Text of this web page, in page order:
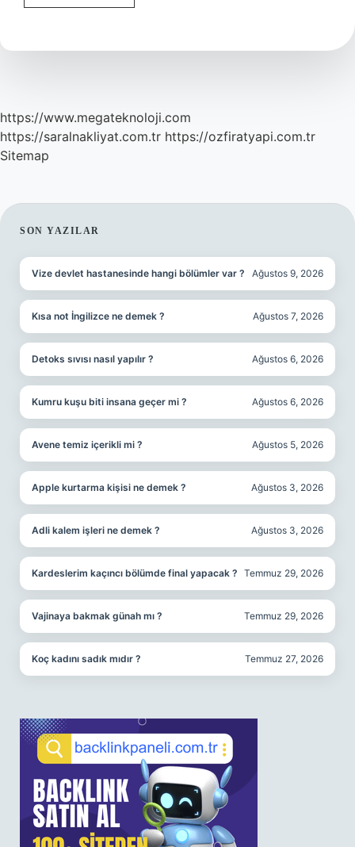
Ci
https://www.megateknoloji.com
https://saralnakliyat.com.tr https://ozfiratyapi.com.tr
Sitemap
SIDEBAR
SON YAZILAR
Vize devlet hastanesinde hangi bölümler var ? Ağustos 9, 2026
Kısa not İngilizce ne demek ? Ağustos 7, 2026
Detoks sıvısı nasıl yapılır ? Ağustos 6, 2026
Kumru kuşu biti insana geçer mi ? Ağustos 6, 2026
Avene temiz içerikli mi ? Ağustos 5, 2026
Apple kurtarma kişisi ne demek ? Ağustos 3, 2026
Adli kalem işleri ne demek ? Ağustos 3, 2026
Kardeslerim kaçıncı bölümde final yapacak ? Temmuz 29, 2026
Vajinaya bakmak günah mı ? Temmuz 29, 2026
Koç kadını sadık mıdır ? Temmuz 27, 2026